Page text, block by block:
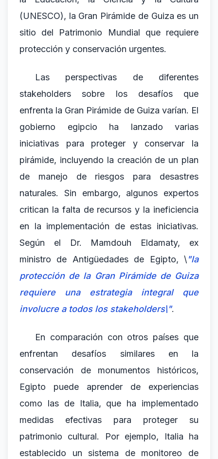
(UNESCO), la Gran Pirámide de Guiza es un
sitio del Patrimonio Mundial que requiere
protección y conservación urgentes.
Las perspectivas de diferentes
stakeholders sobre los desafíos que
enfrenta la Gran Pirámide de Guiza varían. El
gobierno egipcio ha lanzado varias
iniciativas para proteger y conservar la
pirámide, incluyendo la creación de un plan
de manejo de riesgos para desastres
naturales. Sin embargo, algunos expertos
critican la falta de recursos y la ineficiencia
en la implementación de estas iniciativas.
Según el Dr. Mamdouh Eldamaty, ex
ministro de Antigüedades de Egipto, \"la
protección de la Gran Pirámide de Guiza
requiere una estrategia integral que
involucre a todos los stakeholders\".
En comparación con otros países que
enfrentan desafíos similares en la
conservación de monumentos históricos,
Egipto puede aprender de experiencias
como las de Italia, que ha implementado
medidas efectivas para proteger su
patrimonio cultural. Por ejemplo, Italia ha
establecido un sistema de monitoreo de